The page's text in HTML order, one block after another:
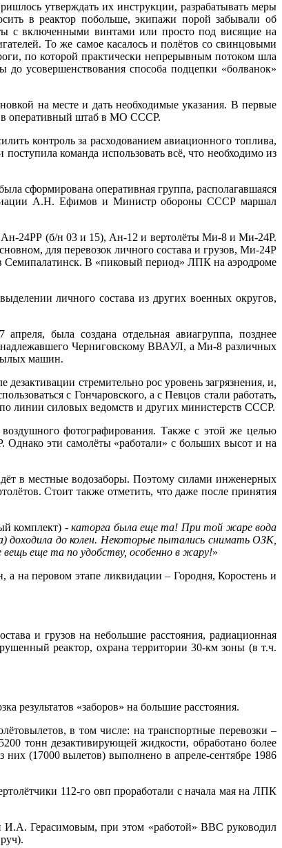
утверждать их инструкции, разрабатывать меры
в реактор побольше, экипажи порой забывали об
с включенными винтами или просто под висящие на
То же самое касалось и полётов со свинцовыми
по которой практически непрерывным потоком шла
усовершенствования способа подцепки «болванок»
на месте и дать необходимые указания. В первые
в оперативный штаб в МО СССР.
контроль за расходованием авиационного топлива,
команда использовать всё, что необходимо из
сформирована оперативная группа, располагавшаяся
А.Н. Ефимов и Министр обороны СССР маршал
Ан-24РР (б/н 03 и 15), Ан-12 и вертолёты Ми-8 и Ми-24Р.
для перевозок личного состава и грузов, Ми-24Р
Семипалатинск. В «пиковый период» ЛПК на аэродроме
личного состава из других военных округов,
была создана отдельная авиагруппа, позднее
Черниговскому ВВАУЛ, а Ми-8 различных
машин.
стремительно рос уровень загрязнения, и,
с Гончаровского, а с Певцов стали работать,
линии силовых ведомств и других министерств СССР.
фотографирования. Также с этой же целью
Однако эти самолёты «работали» с больших высот и на
в местные водозаборы. Поэтому силами инженерных
Стоит также отметить, что даже после принятия
комплект) - каторга была еще та! При той жаре вода
доходила до колен. Некоторые пытались снимать ОЗК,
вещь еще та по удобству, особенно в жару!»
на перовом этапе ликвидации – Городня, Коростень и
и грузов на небольшие расстояния, радиационная
реактор, охрана территории 30-км зоны (в т.ч.
результатов «заборов» на большие расстояния.
в том числе: на транспортные перевозки –
тонн дезактивирующей жидкости, обработано более
(17000 вылетов) выполнено в апреле-сентябре 1986
112-го овп проработали с начала мая на ЛПК
И.А. Герасимовым, при этом «работой» ВВС руководил